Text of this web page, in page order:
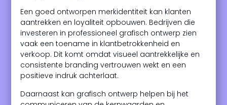
Een goed ontworpen merkidentiteit kan klanten
aantrekken en loyaliteit opbouwen. Bedrijven die
investeren in professioneel grafisch ontwerp zien
vaak een toename in klantbetrokkenheid en
verkoop. Dit komt omdat visueel aantrekkelijke en
consistente branding vertrouwen wekt en een
positieve indruk achterlaat.
Daarnaast kan grafisch ontwerp helpen bij het